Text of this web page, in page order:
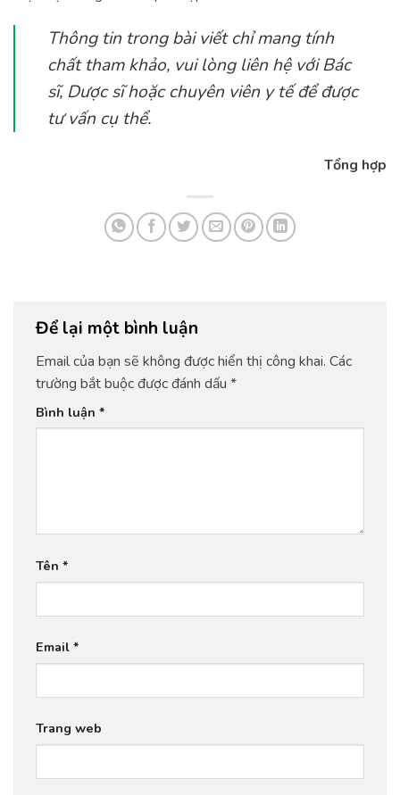
Thông tin trong bài viết chỉ mang tính
chất tham khảo, vui lòng liên hệ với Bác
sĩ, Dược sĩ hoặc chuyên viên y tế để được
tư vấn cụ thể.
Tổng hợp
Để lại một bình luận
Email của bạn sẽ không được hiển thị công khai. Các
trường bắt buộc được đánh dấu *
Bình luận *
Tên *
Email *
Trang web